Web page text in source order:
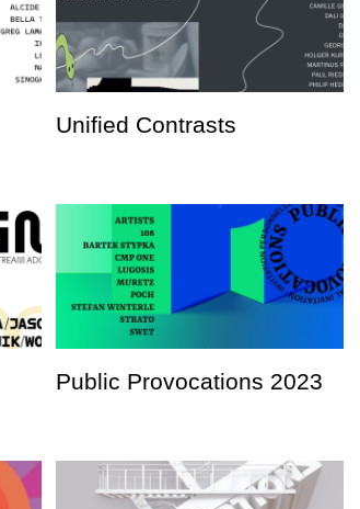
Unified Contrasts
Public Provocations 2023